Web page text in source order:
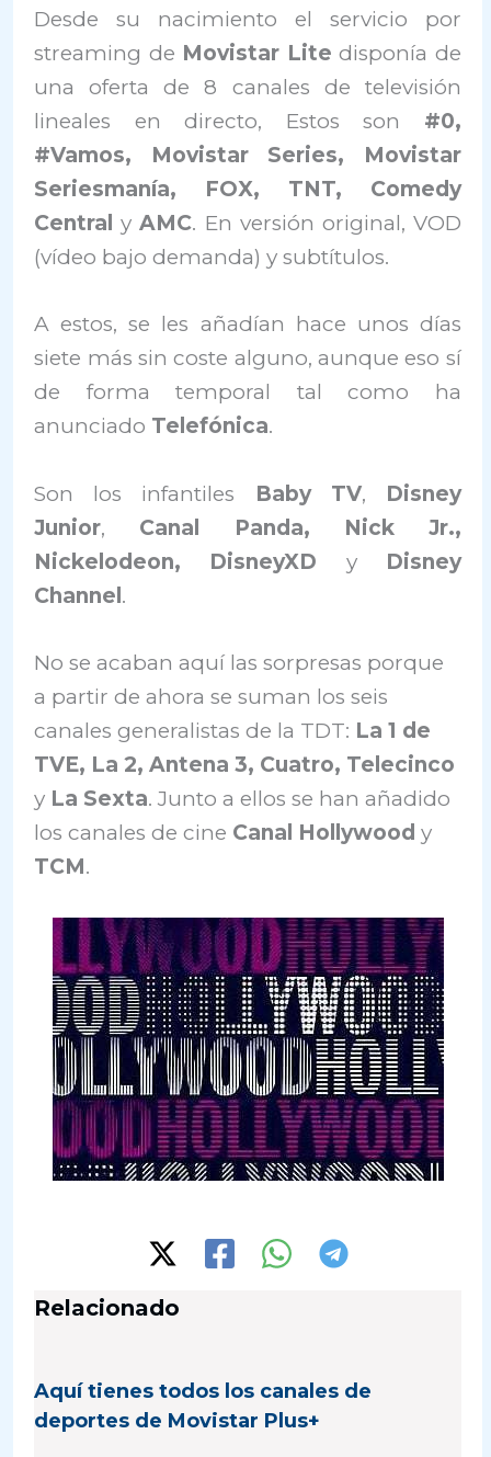
Desde su nacimiento el servicio por
streaming de Movistar Lite disponía de
una oferta de 8 canales de televisión
lineales en directo, Estos son #0,
#Vamos, Movistar Series, Movistar
Seriesmanía, FOX, TNT, Comedy
Central yAMC. En versión original, VOD
(vídeo bajo demanda) y subtítulos.
A estos, se les añadían hace unos días
siete más sin coste alguno, aunque eso sí
de forma temporal tal como ha
anunciado Telefónica.
Son los infantiles Baby TV, Disney
Junior, Canal Panda, Nick Jr.,
Nickelodeon, DisneyXD y Disney
Channel .
No se acaban aquí las sorpresas porque
a partir de ahora se suman los seis
canales generalistas de la TDT: La 1 de
TVE, La 2, Antena 3, Cuatro, Telecinco
y La Sexta. Junto a ellos se han añadido
los canales de cine Canal Hollywood y
TCM.
Relacionado
Aquí tienes todos los canales de
deportes de Movistar Plus+